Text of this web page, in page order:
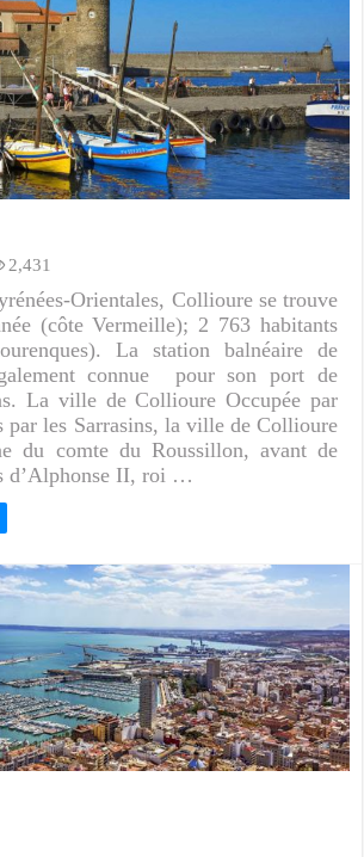
2,431
Orientales, Collioure se trouve
(côte Vermeille); 2 763 habitants
La station balnéaire de
connue pour son port de
La ville de Collioure Occupée par
par les Sarrasins, la ville de Collioure
du comte du Roussillon, avant de
d’Alphonse II, roi …